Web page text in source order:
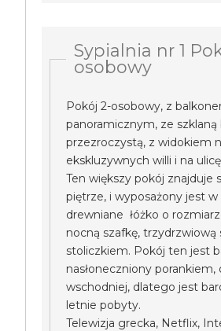
Sypialnia nr 1
osobowy
Pokój 2-osobowy, z
panoramicznym, ze szklaną
przezroczystą, z widokiem
ekskluzywnych willi i na
Ten większy pokój znajduje
piętrze, i wyposażony jest
drewniane łóżko o
nocną szafkę, trzydrzwiową
stoliczkiem. Pokój ten jest
nasłoneczniony porankiem,
wschodniej, dlatego jest
letnie pobyty.
Telewizja grecka, Netflix,